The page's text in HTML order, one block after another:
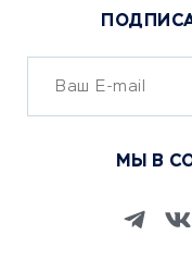
Сервисы
ОБУЧЕНИЕ И
Изучение
МЫ В